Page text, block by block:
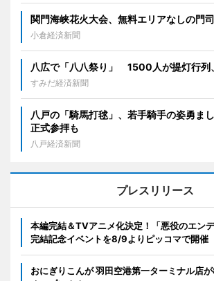
関門海峡花火大会、無料エリアなしの門
小倉経済新聞
八広で「八八祭り」 1500人が提灯行列
すみだ経済新聞
八戸の「騎馬打毬」、若手騎手の姿勇
正式参拝も
八戸経済新聞
プレスリリース
本編完結＆TVアニメ化決定！「悪役のエン
完結記念イベントを8/9よりピッコマで開催
おにぎりこんが 羽田空港第一ターミナル店